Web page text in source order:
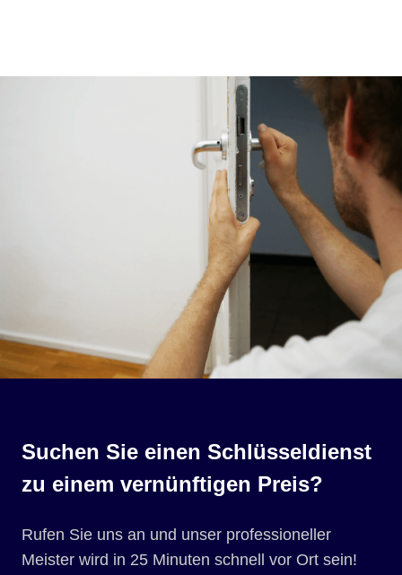
Suchen Sie einen Schlüsseldienst
zu einem vernünftigen Preis?
Rufen Sie uns an und unser professioneller
Meister wird in 25 Minuten schnell vor Ort sein!